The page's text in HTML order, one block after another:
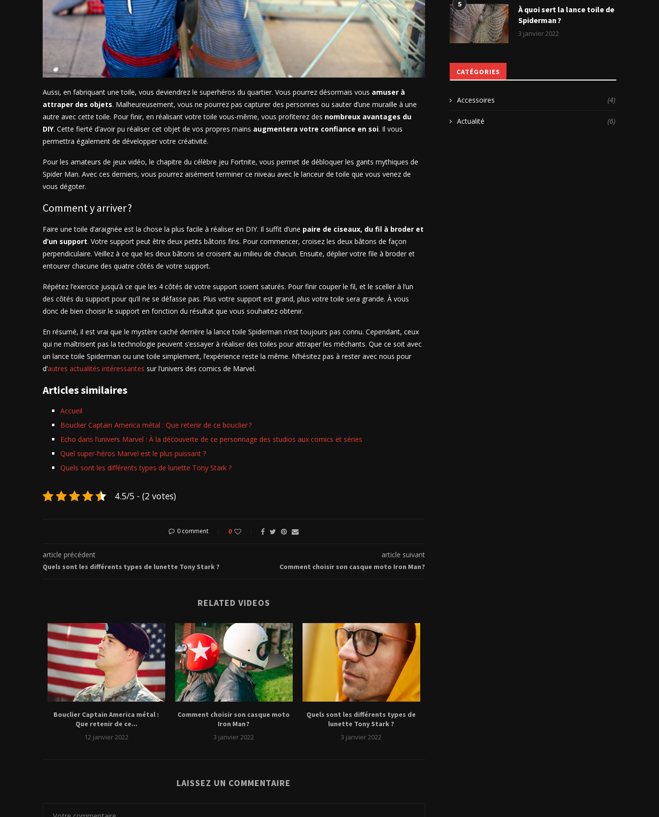
Aussi, en fabriquant une toile, vous deviendrez le superhéros du quartier. Vous pourrez désormais vous amuser à
attraper des objets. Malheureusement, vous ne pourrez pas capturer des personnes ou sauter d’une muraille à une
autre avec cette toile. Pour finir, en réalisant votre toile vous-même, vous profiterez des nombreux avantages du
DIY. Cette fierté d’avoir pu réaliser cet objet de vos propres mains augmentera votre confiance en soi. Il vous
permettra également de développer votre créativité.
Pour les amateurs de jeux vidéo, le chapitre du célèbre jeu Fortnite, vous permet de débloquer les gants mythiques de
Spider Man. Avec ces derniers, vous pourrez aisément terminer ce niveau avec le lanceur de toile que vous venez de
vous dégoter.
Comment y arriver ?
Faire une toile d’araignée est la chose la plus facile à réaliser en DIY. Il suffit d’une paire de ciseaux, du fil à broder et
d’un support. Votre support peut être deux petits bâtons fins. Pour commencer, croisez les deux bâtons de façon
perpendiculaire. Veillez à ce que les deux bâtons se croisent au milieu de chacun. Ensuite, déplier votre file à broder et
entourer chacune des quatre côtés de votre support.
Répétez l’exercice jusqu’à ce que les 4 côtés de votre support soient saturés. Pour finir couper le fil, et le sceller à l’un
des côtés du support pour qu’il ne se défasse pas. Plus votre support est grand, plus votre toile sera grande. À vous
donc de bien choisir le support en fonction du résultat que vous souhaitez obtenir.
En résumé, il est vrai que le mystère caché derrière la lance toile Spiderman n’est toujours pas connu. Cependant, ceux
qui ne maîtrisent pas la technologie peuvent s’essayer à réaliser des toiles pour attraper les méchants. Que ce soit avec
un lance toile Spiderman ou une toile simplement, l’expérience reste la même. N’hésitez pas à rester avec nous pour
d’autres actualités intéressantes sur l’univers des comics de Marvel.
Articles similaires
Accueil
Bouclier Captain America métal : Que retenir de ce bouclier ?
Echo dans l’univers Marvel : À la découverte de ce personnage des studios aux comics et séries
Quel super-héros Marvel est le plus puissant ?
Quels sont les différents types de lunette Tony Stark ?
4.5/5 - (2 votes)
0 comment 0
article précédent
Quels sont les différents types de lunette Tony Stark ?
article suivant
Comment choisir son casque moto Iron Man ?
RELATED VIDEOS
Bouclier Captain America métal :
Que retenir de ce...
12 janvier 2022
Comment choisir son casque moto
Iron Man ?
3 janvier 2022
Quels sont les différents types de
lunette Tony Stark ?
3 janvier 2022
LAISSEZ UN COMMENTAIRE
5
À quoi sert la lance toile de
Spiderman ?
3 janvier 2022
CATÉGORIES
Accessoires (4)
Actualité (6)